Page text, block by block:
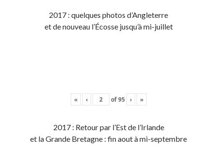
2017 : quelques photos d’Angleterre
et de nouveau l’Écosse jusqu’à mi-juillet
« ‹ of95 › »
2017 : Retour par l’Est de l’Irlande
et la Grande Bretagne : fin aout à mi-septembre